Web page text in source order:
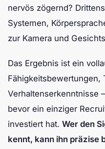
nervös zögernd?
Systemen,
zur Kamera und
Das Ergebnis ist ein
Fähigkeitsbewertungen,
Verhaltenserkenntnisse
bevor ein einziger
investiert hat. Wer den
kennt, kann ihn präzise